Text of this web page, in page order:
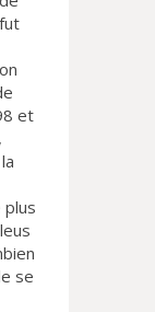
et
se